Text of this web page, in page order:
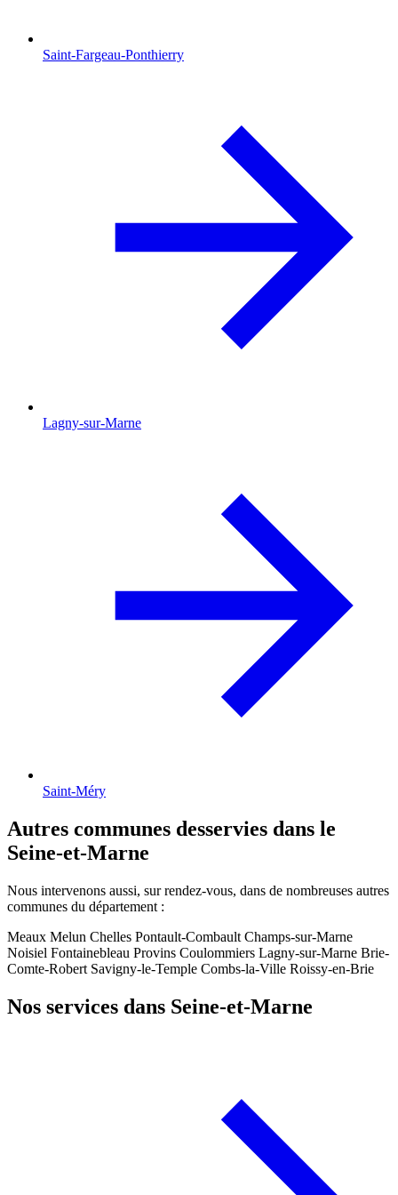
Saint-Fargeau-Ponthierry
Lagny-sur-Marne
Saint-Méry
Autres communes desservies dans le
Seine-et-Marne
Nous intervenons aussi, sur rendez-vous, dans de nombreuses autres
communes du département :
Meaux Melun Chelles Pontault-Combault Champs-sur-Marne
Noisiel Fontainebleau Provins Coulommiers Lagny-sur-Marne Brie-
Comte-Robert Savigny-le-Temple Combs-la-Ville Roissy-en-Brie
Nos services dans Seine-et-Marne